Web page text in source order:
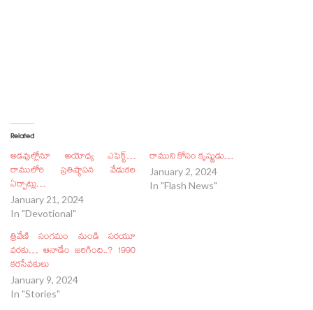
Related
అడవుల్లోనూ అయోధ్య ఎఫెక్ట్…
రాములోరి ప్రతిష్ఠాపన వేడుకల
ఏర్పాట్లు…
January 21, 2024
In "Devotional"
రాముని కోసం కృష్ణుడు…
January 2, 2024
In "Flash News"
త్రివేణి సంగమం నుండి సరయూ
వరకు… ఆనాడేం జరిగింది..? 1990
కరసేవకులు
January 9, 2024
In "Stories"